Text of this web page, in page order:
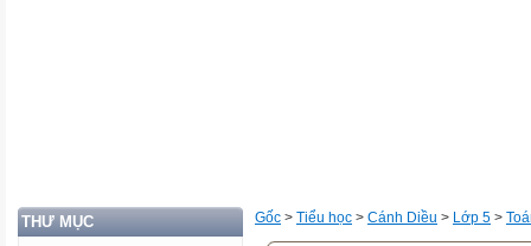
THƯ MỤC Gốc > Tiểu học > Cánh Diều > Lớp 5 >